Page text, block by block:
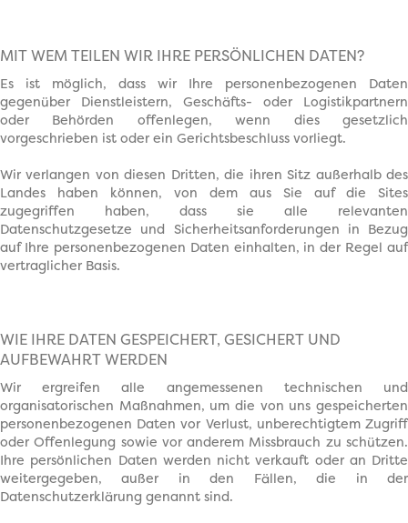
MIT WEM TEILEN WIR IHRE PERSÖNLICHEN DATEN?
Es ist möglich, dass wir Ihre personenbezogenen Daten
gegenüber Dienstleistern, Geschäfts- oder Logistikpartnern
oder Behörden offenlegen, wenn dies gesetzlich
vorgeschrieben ist oder ein Gerichtsbeschluss vorliegt.
Wir verlangen von diesen Dritten, die ihren Sitz außerhalb des
Landes haben können, von dem aus Sie auf die Sites
zugegriffen haben, dass sie alle relevanten
Datenschutzgesetze und Sicherheitsanforderungen in Bezug
auf Ihre personenbezogenen Daten einhalten, in der Regel auf
vertraglicher Basis.
WIE IHRE DATEN GESPEICHERT, GESICHERT UND
AUFBEWAHRT WERDEN
Wir ergreifen alle angemessenen technischen und
organisatorischen Maßnahmen, um die von uns gespeicherten
personenbezogenen Daten vor Verlust, unberechtigtem Zugriff
oder Offenlegung sowie vor anderem Missbrauch zu schützen.
Ihre persönlichen Daten werden nicht verkauft oder an Dritte
weitergegeben, außer in den Fällen, die in der
Datenschutzerklärung genannt sind.